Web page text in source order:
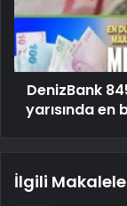
DenizBank
yarısında
İlgili